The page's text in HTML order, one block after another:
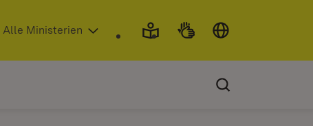
in neuem Fenster)
Alle Ministerien